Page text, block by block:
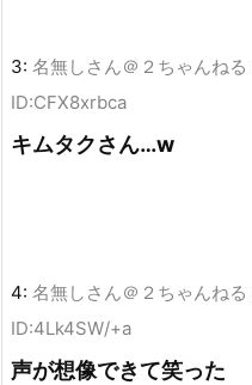
3: 名無しさん＠２ちゃんねる
ID:CFX8xrbca
キムタクさん…w
4: 名無しさん＠２ちゃんねる
ID:4Lk4SW/+a
声が想像できて笑った